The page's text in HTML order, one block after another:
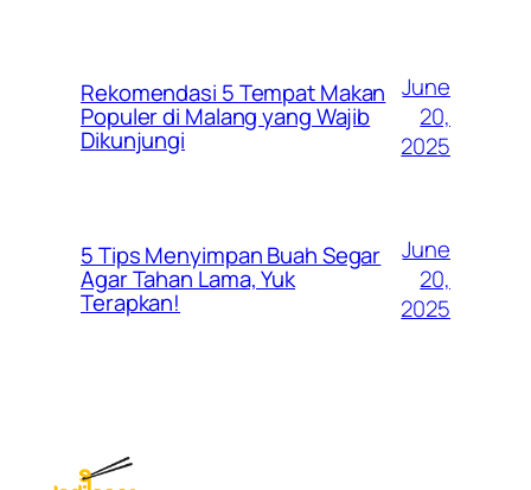
Rekomendasi 5 Tempat Makan
Populer di Malang yang Wajib
Dikunjungi
June
20,
2025
5 Tips Menyimpan Buah Segar
Agar Tahan Lama, Yuk
Terapkan!
June
20,
2025